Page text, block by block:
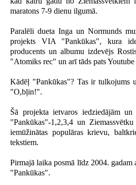
maratons 7-9 dienu ilgumā.
Paralēli dueta Inga un Normunds
projekts VIA "Pankūkas", kura
producents un albumu izdevējs
"Atomiks rec" un arī tāds pats Youtube
Kādēļ "Pankūkas"? Tas ir tulkojums
"O,bļin!".
Šā projekta ietvaros iedziedājām
"Pankūkas"-1,2,3,4 un
iemūžinātas populāras krievu,
tekstiem.
Pirmajā laika posmā līdz 2004.
"Pankūkas".